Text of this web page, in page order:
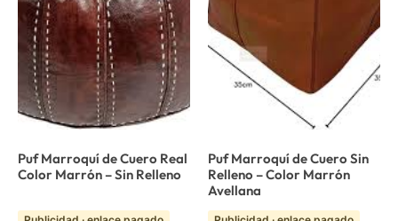
Puf Marroquí de Cuero Real
Color Marrón – Sin Relleno
Puf Marroquí de Cuero Sin
Relleno – Color Marrón
Avellana